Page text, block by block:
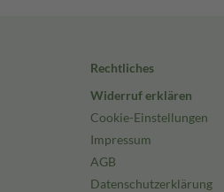
Rechtliches
Widerruf erklären
Cookie-Einstellungen
Impressum
AGB
Datenschutzerklärung